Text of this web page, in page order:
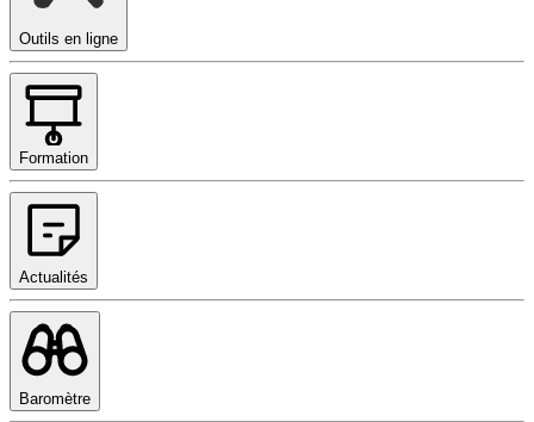
Outils en ligne
Formation
Actualités
Baromètre